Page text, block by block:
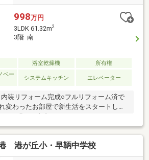
998万円
3LDK 61.32m2
3階 南
浴室乾燥機
所有権
ベー
システムキッチン エレベーター
装リフォーム完成○フルリフォーム済で
変わったお部屋で新生活をスタートしま
しにも使いやすい３LDKです☆玄関横に
在宅ワーク専用スペースやネイル、アイ
宅サロンとしても利用できますね○閑静
る落ち着いた住環境です○食材の買い出
港が丘小・早鞆中学校